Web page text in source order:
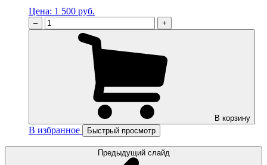
Цена: 1 500 руб.
– +
В корзину
В избранное Быстрый просмотр
Предыдущий слайд